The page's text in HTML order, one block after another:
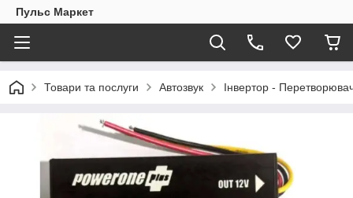
Пульс Маркет
Товари та послуги Автозвук Інвертор -